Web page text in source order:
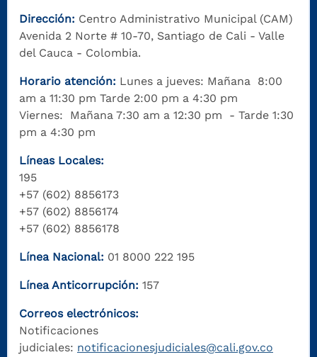
Dirección: Centro Administrativo Municipal (CAM)
Avenida 2 Norte # 10-70, Santiago de Cali - Valle
del Cauca - Colombia.
Horario atención: Lunes a jueves: Mañana 8:00
am a 11:30 pm Tarde 2:00 pm a 4:30 pm
Viernes: Mañana 7:30 am a 12:30 pm - Tarde 1:30
pm a 4:30 pm
Líneas Locales:
195
+57 (602) 8856173
+57 (602) 8856174
+57 (602) 8856178
Línea Nacional: 01 8000 222 195
Línea Anticorrupción: 157
Correos electrónicos:
Notificaciones
judiciales: notificacionesjudiciales@cali.gov.co